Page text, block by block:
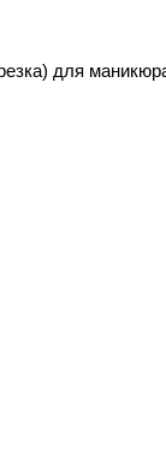
для